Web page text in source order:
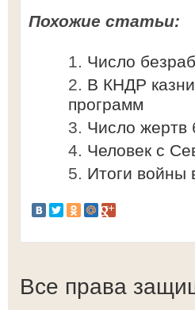
Похожие статьи:
Число
В КНДР
программ
Число жертв
Человек с
Итоги войны
Все права